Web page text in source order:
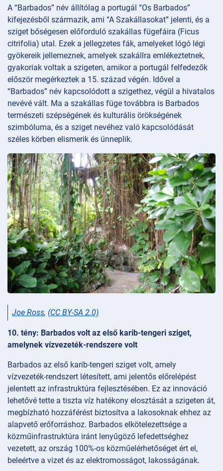
A “Barbados” név állítólag a portugál “Os Barbados”
kifejezésből származik, ami “A Szakállasokat” jelenti, és a
sziget bőségesen előforduló szakállas fügefáira (Ficus
citrifolia) utal. Ezek a jellegzetes fák, amelyeket lógó légi
gyökereik jellemeznek, amelyek szakállra emlékeztetnek,
gyakoriak voltak a szigeten, amikor a portugál felfedezők
először megérkeztek a 15. század végén. Idővel a
“Barbados” név kapcsolódott a szigethez, végül a hivatalos
nevévé vált. Ma a szakállas füge továbbra is Barbados
természeti szépségének és kulturális örökségének
szimbóluma, és a sziget nevéhez való kapcsolódását
széles körben elismerik és ünneplik.
Joe Ross, (CC BY-SA 2.0)
10. tény: Barbados volt az első karib-tengeri sziget,
amelynek vízvezeték-rendszere volt
Barbados az első karib-tengeri sziget volt, amely
vízvezeték-rendszert létesített, ami jelentős előrelépést
jelentett az infrastruktúra fejlesztésében. Ez az innováció
lehetővé tette a tiszta víz hatékony elosztását a szigeten át,
megbízható hozzáférést biztosítva a lakosoknak ehhez az
alapvető erőforráshoz. Barbados elkötelezettsége a
közműinfrastruktúra iránt lenyűgöző lefedettséghez
vezetett, az ország 100%-os közműelérhetőséget ért el,
beleértve a vizet és az elektromosságot, lakosságának.